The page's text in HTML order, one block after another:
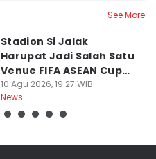
See More
Stadion Si Jalak
Harupat Jadi Salah Satu
Venue FIFA ASEAN Cup
2026
10 Agu 2026, 19:27 WIB
News